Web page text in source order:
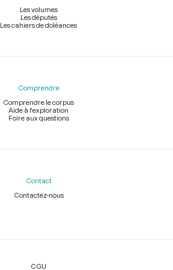
Les volumes
Les députés
Les cahiers de doléances
Comprendre
Comprendre le corpus
Aide à l'exploration
Foire aux questions
Contact
Contactez-nous
CGU